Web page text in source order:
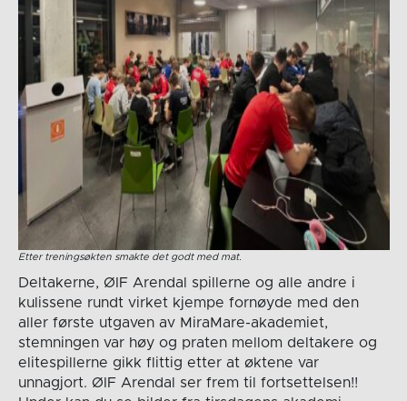
Etter treningsøkten smakte det godt med mat.
Deltakerne, ØIF Arendal spillerne og alle andre i
kulissene rundt virket kjempe fornøyde med den
aller første utgaven av MiraMare-akademiet,
stemningen var høy og praten mellom deltakere og
elitespillerne gikk flittig etter at øktene var
unnagjort. ØIF Arendal ser frem til fortsettelsen!!